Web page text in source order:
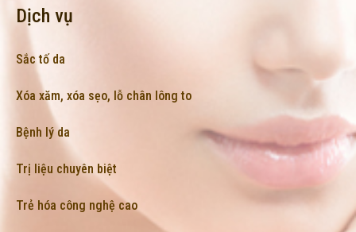
Dịch vụ
Sắc tố da
Xóa xăm, xóa sẹo, lỗ chân lông to
Bệnh lý da
Trị liệu chuyên biệt
Trẻ hóa công nghệ cao